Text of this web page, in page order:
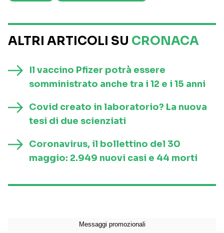
ALTRI ARTICOLI SU CRONACA
Il vaccino Pfizer potrà essere
somministrato anche tra i 12 e i 15 anni
Covid creato in laboratorio? La nuova
tesi di due scienziati
Coronavirus, il bollettino del 30
maggio: 2.949 nuovi casi e 44 morti